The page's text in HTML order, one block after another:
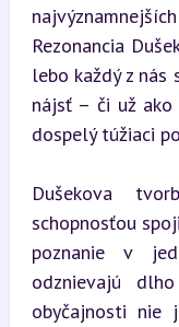
Rezonancia
lebo každý z nás
nájsť – či už ako
dospelý túžiaci
Dušekova
schopnosťou
poznanie v
odznievajú
obyčajnosti nie